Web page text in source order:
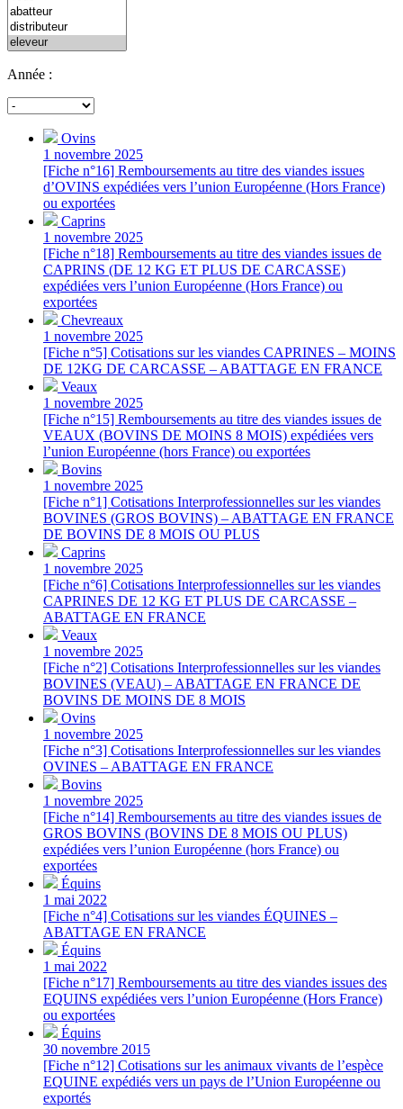
Année :
Ovins
1 novembre 2025
[Fiche n°16] Remboursements au titre des viandes issues
d’OVINS expédiées vers l’union Européenne (Hors France)
ou exportées
Caprins
1 novembre 2025
[Fiche n°18] Remboursements au titre des viandes issues de
CAPRINS (DE 12 KG ET PLUS DE CARCASSE)
expédiées vers l’union Européenne (Hors France) ou
exportées
Chevreaux
1 novembre 2025
[Fiche n°5] Cotisations sur les viandes CAPRINES – MOINS
DE 12KG DE CARCASSE – ABATTAGE EN FRANCE
Veaux
1 novembre 2025
[Fiche n°15] Remboursements au titre des viandes issues de
VEAUX (BOVINS DE MOINS 8 MOIS) expédiées vers
l’union Européenne (hors France) ou exportées
Bovins
1 novembre 2025
[Fiche n°1] Cotisations Interprofessionnelles sur les viandes
BOVINES (GROS BOVINS) – ABATTAGE EN FRANCE
DE BOVINS DE 8 MOIS OU PLUS
Caprins
1 novembre 2025
[Fiche n°6] Cotisations Interprofessionnelles sur les viandes
CAPRINES DE 12 KG ET PLUS DE CARCASSE –
ABATTAGE EN FRANCE
Veaux
1 novembre 2025
[Fiche n°2] Cotisations Interprofessionnelles sur les viandes
BOVINES (VEAU) – ABATTAGE EN FRANCE DE
BOVINS DE MOINS DE 8 MOIS
Ovins
1 novembre 2025
[Fiche n°3] Cotisations Interprofessionnelles sur les viandes
OVINES – ABATTAGE EN FRANCE
Bovins
1 novembre 2025
[Fiche n°14] Remboursements au titre des viandes issues de
GROS BOVINS (BOVINS DE 8 MOIS OU PLUS)
expédiées vers l’union Européenne (hors France) ou
exportées
Équins
1 mai 2022
[Fiche n°4] Cotisations sur les viandes ÉQUINES –
ABATTAGE EN FRANCE
Équins
1 mai 2022
[Fiche n°17] Remboursements au titre des viandes issues des
EQUINS expédiées vers l’union Européenne (Hors France)
ou exportées
Équins
30 novembre 2015
[Fiche n°12] Cotisations sur les animaux vivants de l’espèce
EQUINE expédiés vers un pays de l’Union Européenne ou
exportés